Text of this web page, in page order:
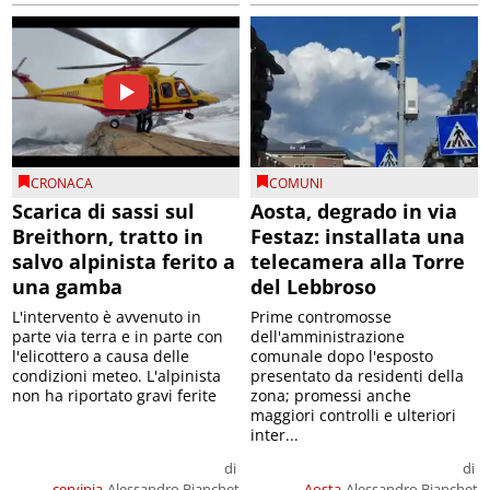
CRONACA
Scarica di sassi sul
Breithorn, tratto in
salvo alpinista ferito a
una gamba
di
L'intervento è avvenuto in
parte via terra e in parte con
l'elicottero a causa delle
condizioni meteo. L'alpinista
non ha riportato gravi ferite
COMUNI
Aosta, degrado in via
Festaz: installata una
telecamera alla Torre
del Lebbroso
di
Prime contromosse
dell'amministrazione
comunale dopo l'esposto
presentato da residenti della
zona; promessi anche
maggiori controlli e ulteriori
inter...